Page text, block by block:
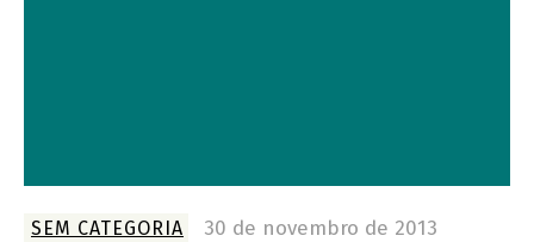
SEM CATEGORIA
30 de novembro de 2013